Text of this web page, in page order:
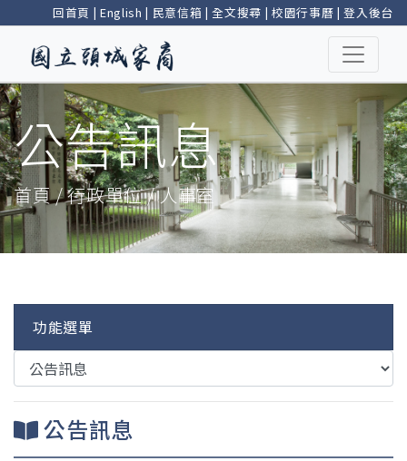
回首頁 | English | 民意信箱 |全文搜尋 | 校園行事曆 |登入後台
公告訊息
首頁 / 行政單位 / 人事室
功能選單
公告訊息